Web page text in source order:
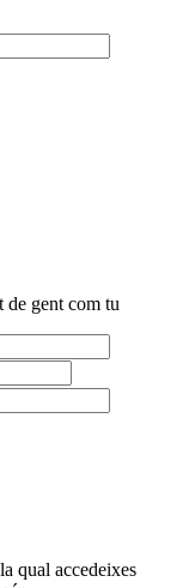
de gent com tu
qual accedeixes